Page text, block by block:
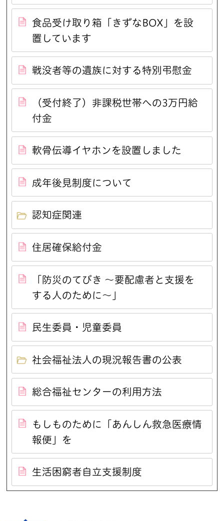
食品受け取り箱「きずなBOX」を設
置しています
戦没者等の遺族に対する特別弔慰金
（受付終了）非課税世帯への3万円給
付金
軟骨伝導イヤホンを設置しました
成年後見制度について
認知症関連
住居確保給付金
「防災のてびき ～要配慮者と支援を
する人のために～」
民生委員・児童委員
社会福祉法人の現況報告書の公表
総合福祉センターの利用方法
もしものために「あんしん救急医療情
報便」を
生活困窮者自立支援制度